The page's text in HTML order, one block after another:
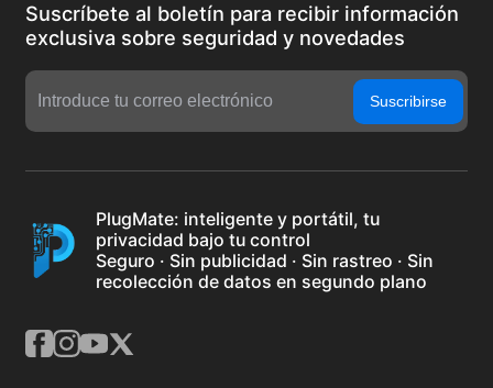
Suscríbete al boletín para recibir información
exclusiva sobre seguridad y novedades
Suscribirse
PlugMate: inteligente y portátil, tu
privacidad bajo tu control
Seguro · Sin publicidad · Sin rastreo · Sin
recolección de datos en segundo plano